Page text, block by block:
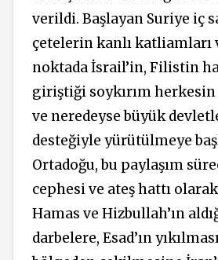
verildi. Başlayan Suriye iç
çetelerin kanlı katliamları
noktada İsrail’in, Filistin
giriştiği soykırım
ve neredeyse büyük
desteğiyle yürütülmeye
Ortadoğu, bu paylaşım
cephesi ve ateş hattı olarak
Hamas ve Hizbullah’ın
darbelere, Esad’ın